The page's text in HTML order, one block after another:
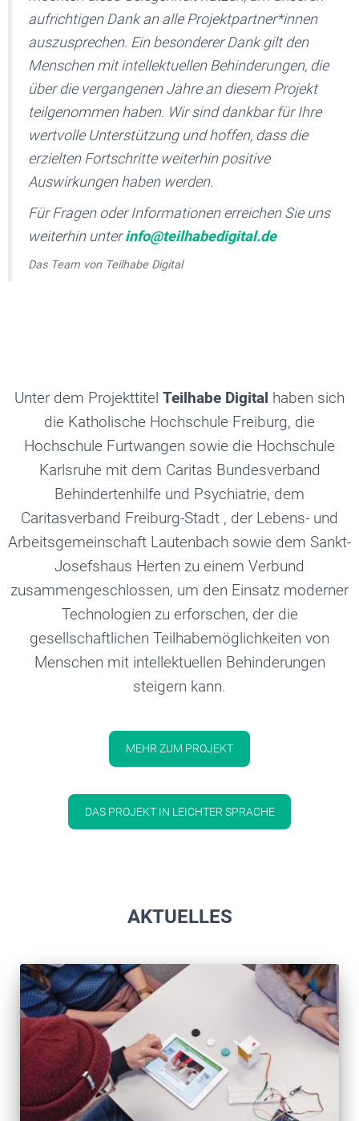
aufrichtigen Dank an alle Projektpartner*innen
auszusprechen. Ein besonderer Dank gilt den
Menschen mit intellektuellen Behinderungen, die
über die vergangenen Jahre an diesem Projekt
teilgenommen haben. Wir sind dankbar für Ihre
wertvolle Unterstützung und hoffen, dass die
erzielten Fortschritte weiterhin positive
Auswirkungen haben werden.
Für Fragen oder Informationen erreichen Sie uns
weiterhin unterinfo@teilhabedigital.de
Das Team von Teilhabe Digital
Unter dem Projekttitel Teilhabe Digital haben sich
die Katholische Hochschule Freiburg, die
Hochschule Furtwangen sowie die Hochschule
Karlsruhe mit dem Caritas Bundesverband
Behindertenhilfe und Psychiatrie, dem
Caritasverband Freiburg-Stadt , der Lebens- und
Arbeitsgemeinschaft Lautenbach sowie dem Sankt-
Josefshaus Herten zu einem Verbund
zusammengeschlossen, um den Einsatz moderner
Technologien zu erforschen, der die
gesellschaftlichen Teilhabemöglichkeiten von
Menschen mit intellektuellen Behinderungen
steigern kann.
MEHR ZUM PROJEKT
DAS PROJEKT IN LEICHTER SPRACHE
AKTUELLES